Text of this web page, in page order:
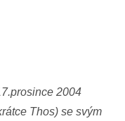
2004
Thos) se svým